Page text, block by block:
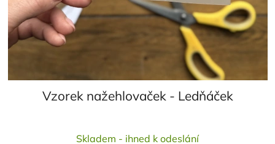
Vzorek nažehlovaček - Ledňáček
hodnocení
Skladem - ihned k odeslání